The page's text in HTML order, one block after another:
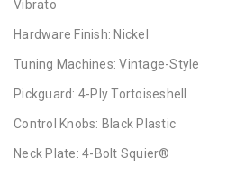
Vibrato
Hardware Finish: Nickel
Tuning Machines: Vintage-Style
Pickguard: 4-Ply Tortoiseshell
Control Knobs: Black Plastic
Neck Plate: 4-Bolt Squier®